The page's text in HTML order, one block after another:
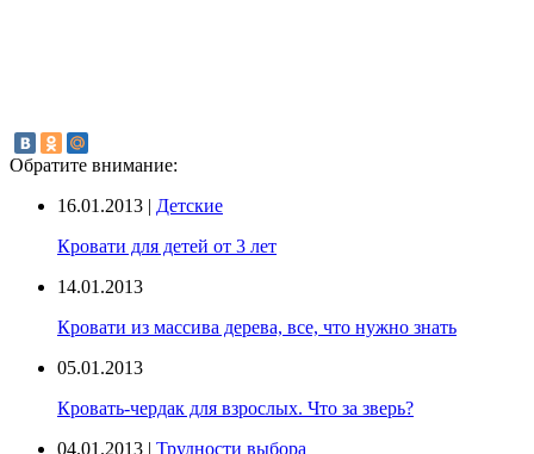
Обратите внимание:
16.01.2013 | Детские
Кровати для детей от 3 лет
14.01.2013
Кровати из массива дерева, все, что нужно знать
05.01.2013
Кровать-чердак для взрослых. Что за зверь?
04.01.2013 | Трудности выбора